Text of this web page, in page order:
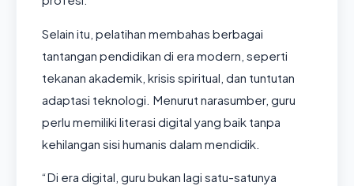
Selain itu, pelatihan membahas berbagai
tantangan pendidikan di era modern, seperti
tekanan akademik, krisis spiritual, dan tuntutan
adaptasi teknologi. Menurut narasumber, guru
perlu memiliki literasi digital yang baik tanpa
kehilangan sisi humanis dalam mendidik.
“Di era digital, guru bukan lagi satu-satunya